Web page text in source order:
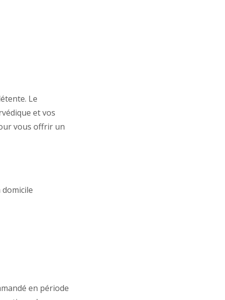
Le
et vos
vous offrir un
en période